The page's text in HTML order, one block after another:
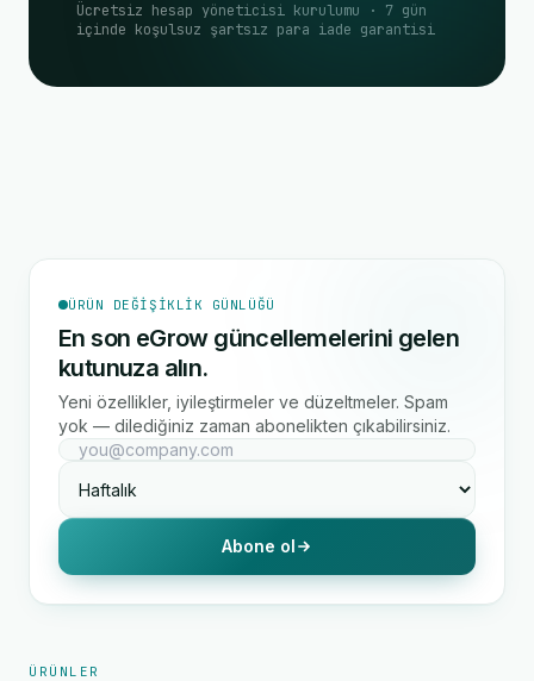
Ücretsiz hesap yöneticisi kurulumu · 7 gün
içinde koşulsuz şartsız para iade garantisi
ÜRÜN DEĞIŞIKLIK GÜNLÜĞÜ
En son eGrow güncellemelerini gelen
kutunuza alın.
Yeni özellikler, iyileştirmeler ve düzeltmeler. Spam
yok — dilediğiniz zaman abonelikten çıkabilirsiniz.
Abone ol
ÜRÜNLER